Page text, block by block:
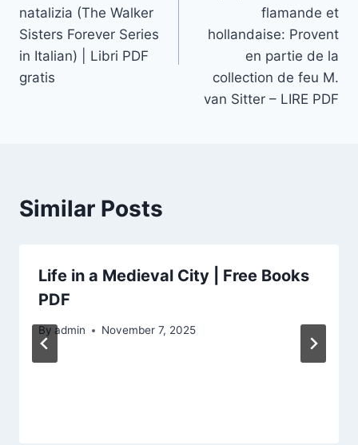
natalizia (The Walker
Sisters Forever Series
in Italian) | Libri PDF
gratis
flamande et
hollandaise: Provent
en partie de la
collection de feu M.
van Sitter – LIRE PDF
Similar Posts
Life in a Medieval City | Free Books
PDF
By admin November 7, 2025